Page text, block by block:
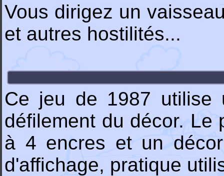
Vous dirigez un
et autres hostilités...
Ce jeu de 1987 utilise
défilement du décor. Le
à 4 encres et un
d'affichage, pratique